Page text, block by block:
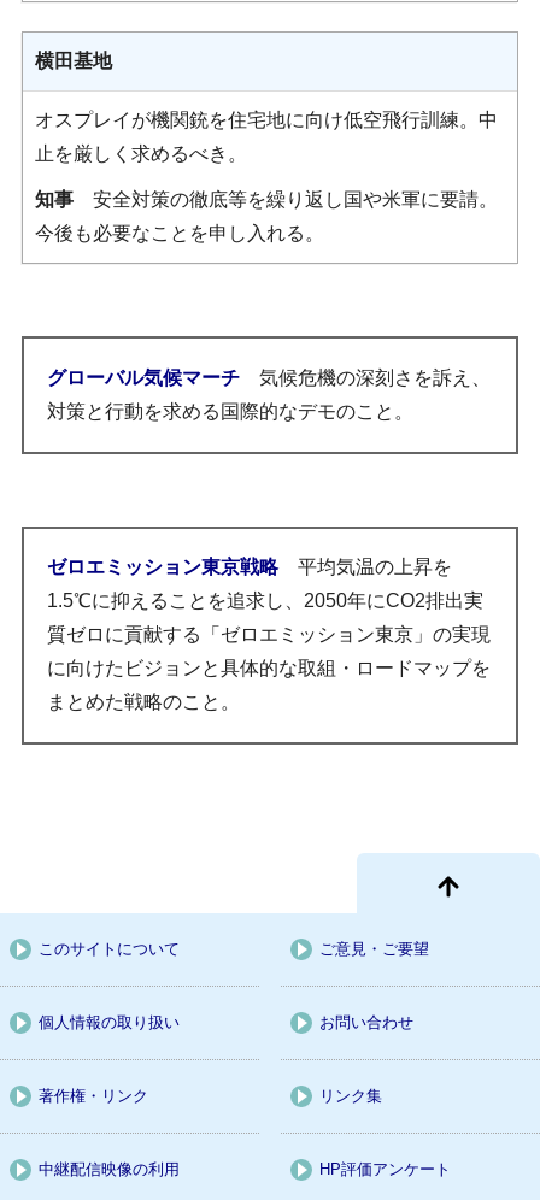
横田基地
オスプレイが機関銃を住宅地に向け低空飛行訓練。中
止を厳しく求めるべき。
知事安全対策の徹底等を繰り返し国や米軍に要請。
今後も必要なことを申し入れる。
グローバル気候マーチ気候危機の深刻さを訴え、
対策と行動を求める国際的なデモのこと。
ゼロエミッション東京戦略平均気温の上昇を
1.5℃に抑えることを追求し、2050年にCO2排出実
質ゼロに貢献する「ゼロエミッション東京」の実現
に向けたビジョンと具体的な取組・ロードマップを
まとめた戦略のこと。
このサイトについて ご意見・ご要望
個人情報の取り扱い お問い合わせ
著作権・リンク リンク集
中継配信映像の利用 HP評価アンケート